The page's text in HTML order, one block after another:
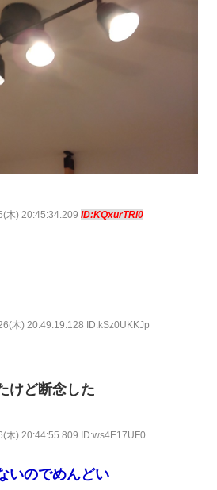
木) 20:45:34.209 ID:KQxurTRi0
木) 20:49:19.128 ID:kSz0UKKJp
けど断念した
木) 20:44:55.809 ID:ws4E17UF0
いのでめんどい